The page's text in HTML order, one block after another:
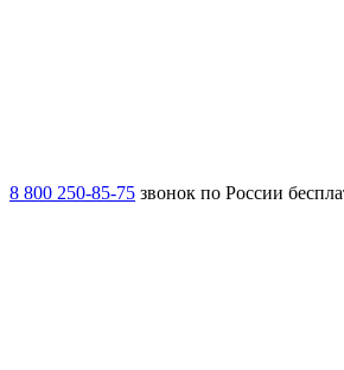
8 800 250-85-75 звонок по России